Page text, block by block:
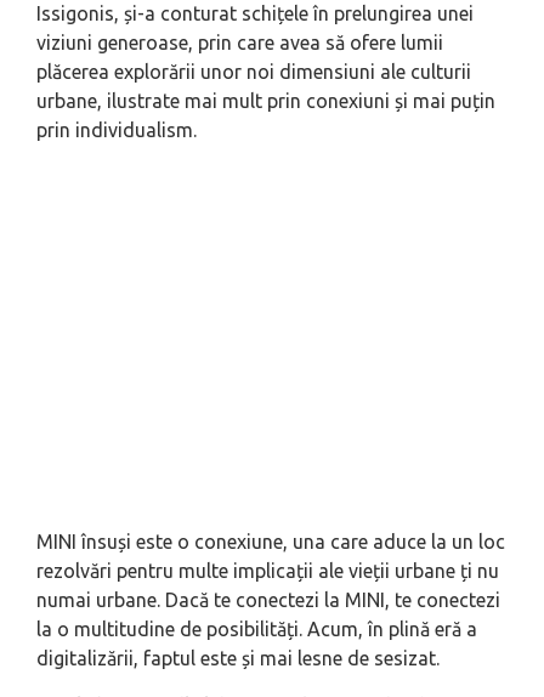
Issigonis, și-a conturat schițele în prelungirea unei
viziuni generoase, prin care avea să ofere lumii
plăcerea explorării unor noi dimensiuni ale culturii
urbane, ilustrate mai mult prin conexiuni și mai puțin
prin individualism.
MINI însuși este o conexiune, una care aduce la un loc
rezolvări pentru multe implicații ale vieții urbane ți nu
numai urbane. Dacă te conectezi la MINI, te conectezi
la o multitudine de posibilități. Acum, în plină eră a
digitalizării, faptul este și mai lesne de sesizat.